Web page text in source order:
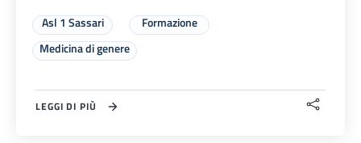
Asl 1 Sassari
Formazione
Medicina di genere
LEGGI DI PIÙ